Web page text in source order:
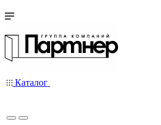
Каталог